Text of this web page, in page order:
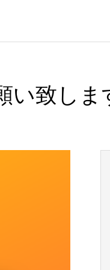
致しま